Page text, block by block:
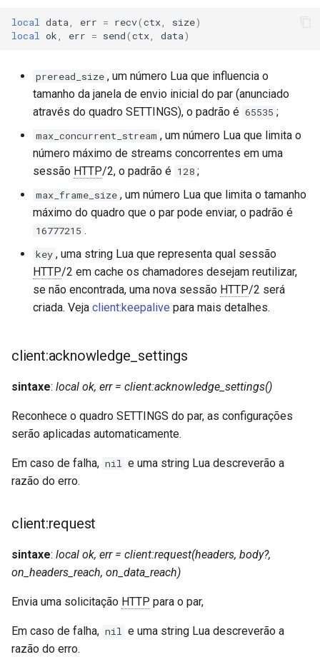
log-zmq
lua-upstream
markdown
memc
naxsi
nchan
otel
passenger
phantom-token
pipelog
proxy-connect
h:decode
resty.http2.error
h2_error.is_stream_error
Veja Também
GitHub
local data err = recv(ctx size)
local
ok err = send(ctx data)
preread_size , um número Lua que influencia o
tamanho da janela de envio inicial do par (anunciado
através do quadro SETTINGS), o padrão é 65535 ;
max_concurrent_stream , um número Lua que limita o
número máximo de streams concorrentes em uma
sessão HTTP/2, o padrão é 128 ;
max_frame_size , um número Lua que limita o tamanho
máximo do quadro que o par pode enviar, o padrão é
16777215 .
key , uma string Lua que representa qual sessão
HTTP/2 em cache os chamadores desejam reutilizar,
se não encontrada, uma nova sessão HTTP/2 será
criada. Veja client:keepalive para mais detalhes.
client:acknowledge_settings
sintaxe: local ok, err = client:acknowledge_settings()
Reconhece o quadro SETTINGS do par, as configurações
serão aplicadas automaticamente.
Em caso de falha, nil e uma string Lua descreverão a
razão do erro.
client:request
sintaxe: local ok, err = client:request(headers, body?,
on_headers_reach, on_data_reach)
Envia uma solicitação HTTP para o par,
Em caso de falha, nil e uma string Lua descreverão a
razão do erro.